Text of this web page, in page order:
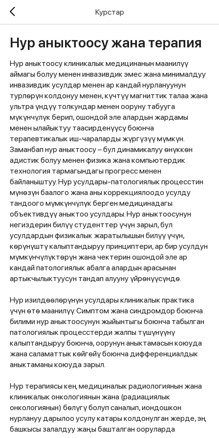
Курстар
Нур аныктоосу жана терапия
Нур аныктоосу клиникалык медицинанын маанилүү
аймагы болуу менен инвазивдик эмес жана минималдуу
инвазивдик усулдар менен ар кандай нурлануунун
турлѳрүн колдонуу менен, күчтүү магниттик талаа жана
ультра үндүү толкундар менен ооруну табууга
мүкүнчүлүк берип, ошондой эле алардын жардамы
менен ылайыктуу таасирденүүсү боюнча
терапевтикалык иш-чараларды жүргүзүү мүмкүн.
Заманбап нур аныктоосу – бул динамикалуу ѳнүккѳн
адистик болуу менен физика жана компьютердик
технология тармагындагы прогресс менен
байланыштуу. Нур усулдары-патологиялык процесстин
мүнѳзүн баалого жана аны коррекциялоодо усулду
тандоого мүмкүнчүлүк берген медицинадагы
объективдүү аныктоо усулдары. Нур аныктоосунун
негиздерин билүү студенттер үчүн зарыл, бул
усулдардын физикалык жаратылышын билүү үчүн,
кѳрүнүштү калыптандыруу принциптери, ар бир усулдун
мүмкүнчүлүктѳрүн жана чектерин ошондой эле ар
кандай патологиялык абалга алардын арасынан
артыкчылыктуусун тандап алууну үйрѳнүүсүндѳ.
Нур изилдѳѳлѳрүнүн усулдары клиникалык практика
үчүн ѳтѳ маанилүү. Симптом жана синдромдор боюнча
билими нур аныктоосунун жыйынтыгы боюнча табылган
патологиялык процесстерди жалпы түшүнүүнү
калыптандыруу боюнча, оорунун аныктамасын коюуда
жана саламаттык кѳйгѳйү боюнча дифференциалдык
аныктаманы коюуда зарыл.
Нур терапиясы кең медициналык радиологиянын жана
клиникалык онкологиянын жана (радиациялык
онкологиянын) бѳлүгү болуп саналып, иондошкон
нурлануу дарылоо усулу катары колдонулган жерде, эң
башкысы залалдуу жаңы башталган ооруларда